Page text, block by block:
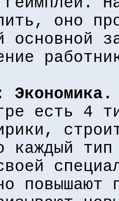
оно
основной
есть 4
тип
повышают